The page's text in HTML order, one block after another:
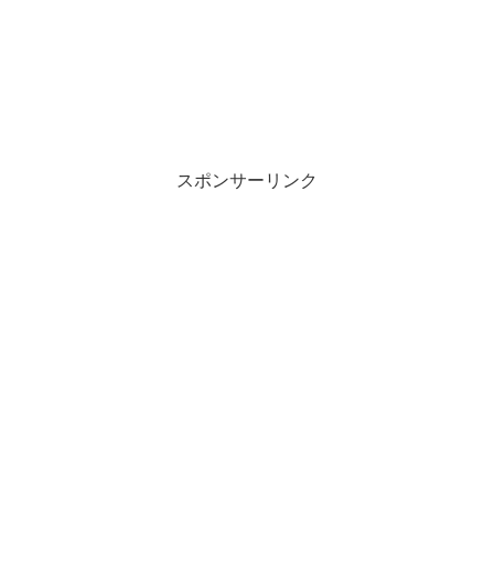
スポンサーリンク